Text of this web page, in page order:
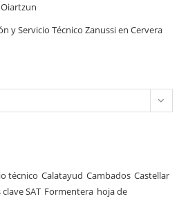
y Servicio Técnico Zanussi en Cervera
técnico Calatayud Cambados Castellar
SAT Formentera hoja de